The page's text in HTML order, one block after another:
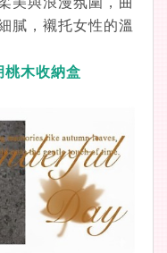
膩，襯托女性的溫
木收納盒